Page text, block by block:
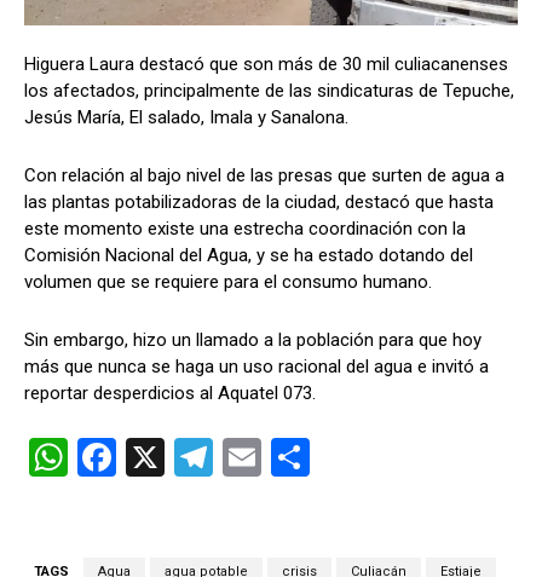
Higuera Laura destacó que son más de 30 mil culiacanenses
los afectados, principalmente de las sindicaturas de Tepuche,
Jesús María, El salado, Imala y Sanalona.
Con relación al bajo nivel de las presas que surten de agua a
las plantas potabilizadoras de la ciudad, destacó que hasta
este momento existe una estrecha coordinación con la
Comisión Nacional del Agua, y se ha estado dotando del
volumen que se requiere para el consumo humano.
Sin embargo, hizo un llamado a la población para que hoy
más que nunca se haga un uso racional del agua e invitó a
reportar desperdicios al Aquatel 073.
W F
X
T
E
TAGS Agua agua potable crisis Culiacán Estiaje